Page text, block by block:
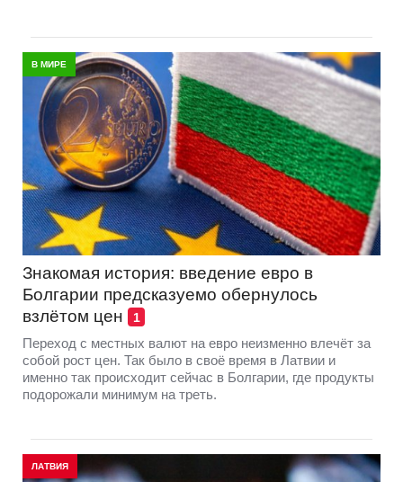
В МИРЕ
Знакомая история: введение евро в
Болгарии предсказуемо обернулось
взлётом цен
1
Переход с местных валют на евро неизменно влечёт за
собой рост цен. Так было в своё время в Латвии и
именно так происходит сейчас в Болгарии, где продукты
подорожали минимум на треть.
ЛАТВИЯ